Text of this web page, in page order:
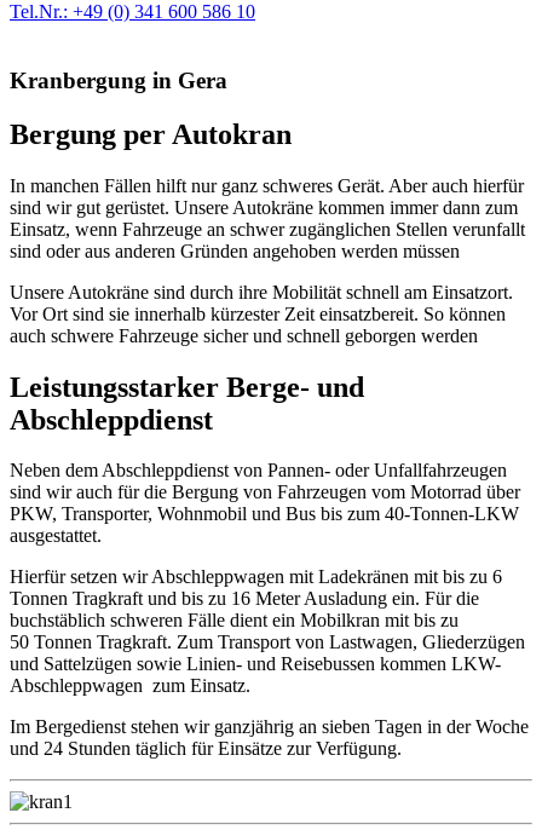
Tel.Nr.: +49 (0) 341 600 586 10
Kranbergung in Gera
Bergung per Autokran
In manchen Fällen hilft nur ganz schweres Gerät. Aber auch hierfür
sind wir gut gerüstet. Unsere Autokräne kommen immer dann zum
Einsatz, wenn Fahrzeuge an schwer zugänglichen Stellen verunfallt
sind oder aus anderen Gründen angehoben werden müssen
Unsere Autokräne sind durch ihre Mobilität schnell am Einsatzort.
Vor Ort sind sie innerhalb kürzester Zeit einsatzbereit. So können
auch schwere Fahrzeuge sicher und schnell geborgen werden
Leistungsstarker Berge- und
Abschleppdienst
Neben dem Abschleppdienst von Pannen- oder Unfallfahrzeugen
sind wir auch für die Bergung von Fahrzeugen vom Motorrad über
PKW, Transporter, Wohnmobil und Bus bis zum 40-Tonnen-LKW
ausgestattet.
Hierfür setzen wir Abschleppwagen mit Ladekränen mit bis zu 6
Tonnen Tragkraft und bis zu 16 Meter Ausladung ein. Für die
buchstäblich schweren Fälle dient ein Mobilkran mit bis zu
50 Tonnen Tragkraft. Zum Transport von Lastwagen, Gliederzügen
und Sattelzügen sowie Linien- und Reisebussen kommen LKW-
Abschleppwagen zum Einsatz.
Im Bergedienst stehen wir ganzjährig an sieben Tagen in der Woche
und 24 Stunden täglich für Einsätze zur Verfügung.